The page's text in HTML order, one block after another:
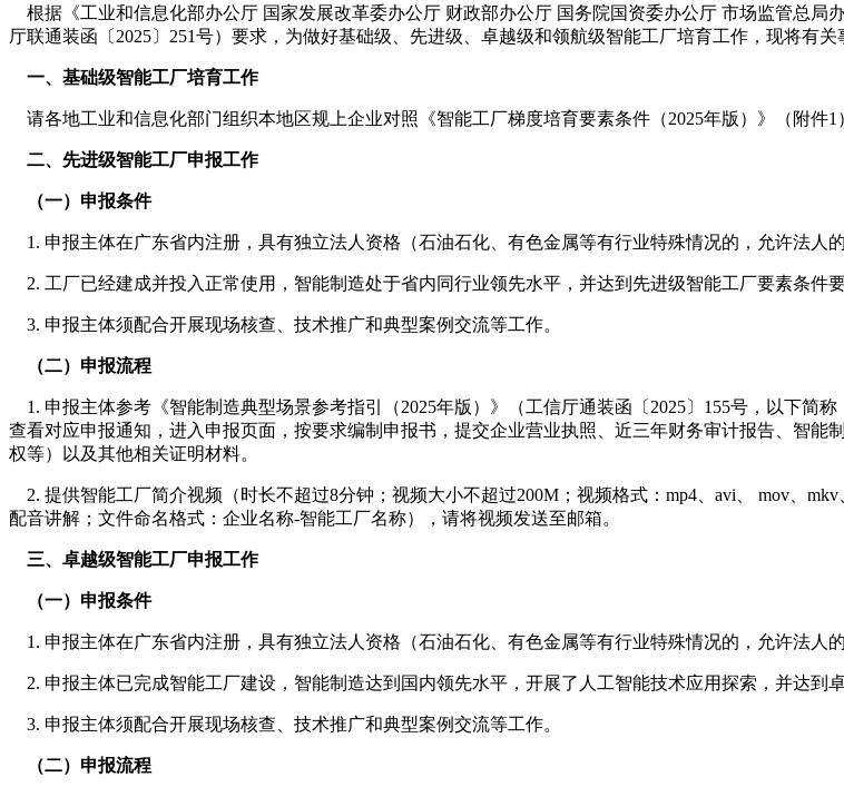
根据《工业和信息化部办公厅 国家发展改革委办公厅 财政部办公厅 国务院国资委办公厅 市场监管总局
厅联通装函〔2025〕251号）要求，为做好基础级、先进级、卓越级和领航级智能工厂培育工作，现将有关
一、基础级智能工厂培育工作
请各地工业和信息化部门组织本地区规上企业对照《智能工厂梯度培育要素条件（2025年版）》（附件
二、先进级智能工厂申报工作
（一）申报条件
1. 申报主体在广东省内注册，具有独立法人资格（石油石化、有色金属等有行业特殊情况的，允许法人
2. 工厂已经建成并投入正常使用，智能制造处于省内同行业领先水平，并达到先进级智能工厂要素条件要
3. 申报主体须配合开展现场核查、技术推广和典型案例交流等工作。
（二）申报流程
1. 申报主体参考《智能制造典型场景参考指引（2025年版）》（工信厅通装函〔2025〕155号，以下简
查看对应申报通知，进入申报页面，按要求编制申报书，提交企业营业执照、近三年财务审计报告、智
权等）以及其他相关证明材料。
2. 提供智能工厂简介视频（时长不超过8分钟；视频大小不超过200M；视频格式：mp4、avi、 mov、
配音讲解；文件命名格式：企业名称-智能工厂名称），请将视频发送至邮箱。
三、卓越级智能工厂申报工作
（一）申报条件
1. 申报主体在广东省内注册，具有独立法人资格（石油石化、有色金属等有行业特殊情况的，允许法人
2. 申报主体已完成智能工厂建设，智能制造达到国内领先水平，开展了人工智能技术应用探索，并达到
3. 申报主体须配合开展现场核查、技术推广和典型案例交流等工作。
（二）申报流程